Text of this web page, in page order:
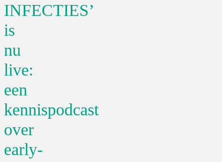
INFECTIES’
is
nu
live:
een
kennispodcast
over
early-